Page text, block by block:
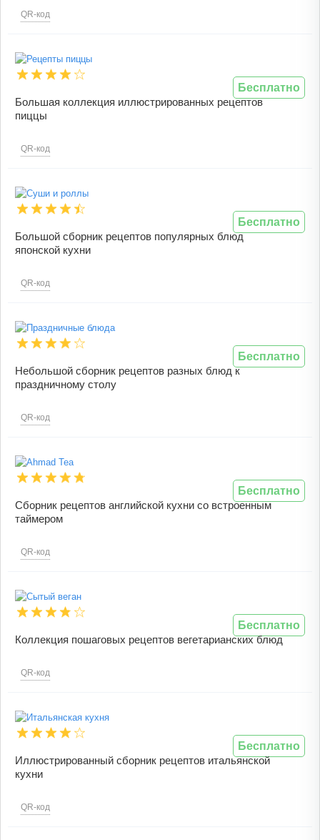
QR-код
Большая коллекция иллюстрированных рецептов
пиццы
QR-код
Бесплатно
Большой сборник рецептов популярных блюд
японской кухни
QR-код
Бесплатно
Небольшой сборник рецептов разных блюд к
праздничному столу
QR-код
Бесплатно
Сборник рецептов английской кухни со встроенным
таймером
QR-код
Бесплатно
Коллекция пошаговых рецептов вегетарианских блюд
QR-код
Бесплатно
Иллюстрированный сборник рецептов итальянской
кухни
QR-код
Бесплатно